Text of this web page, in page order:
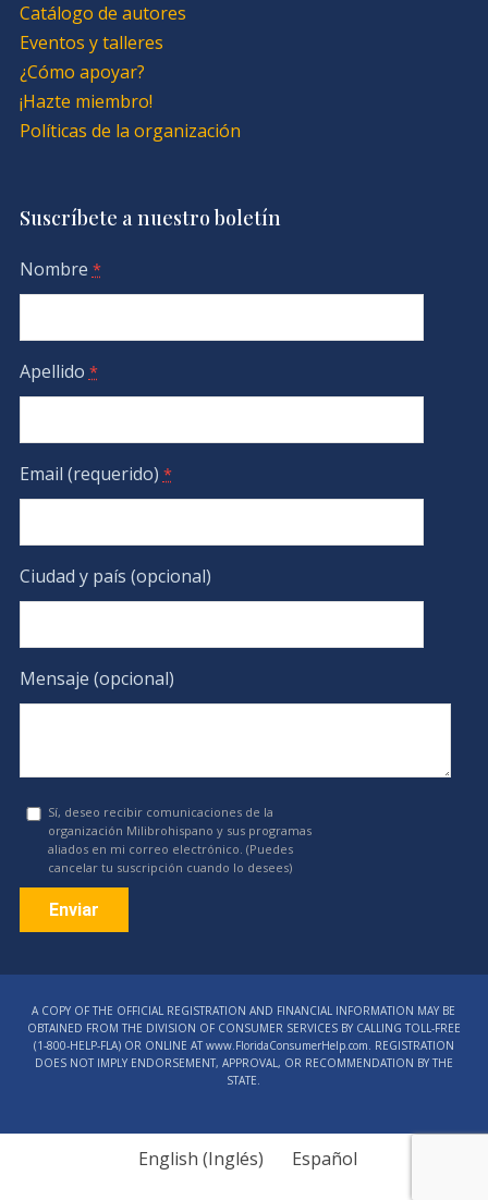
Catálogo de autores
Eventos y talleres
¿Cómo apoyar?
¡Hazte miembro!
Políticas de la organización
Suscríbete a nuestro boletín
Nombre *
Apellido *
Email (requerido) *
Ciudad y país (opcional)
Mensaje (opcional)
Sí, deseo recibir comunicaciones de la
organización Milibrohispano y sus programas
aliados en mi correo electrónico. (Puedes
cancelar tu suscripción cuando lo desees)
Use.
Please
leave
A COPY OF THE OFFICIAL REGISTRATION AND FINANCIAL INFORMATION MAY BE
OBTAINED FROM THE DIVISION OF CONSUMER SERVICES BY CALLING TOLL-FREE
(1‑800‑HELP‑FLA) OR ONLINE AT www.FloridaConsumerHelp.com. REGISTRATION
DOES NOT IMPLY ENDORSEMENT, APPROVAL, OR RECOMMENDATION BY THE
STATE.
English (Inglés) Español